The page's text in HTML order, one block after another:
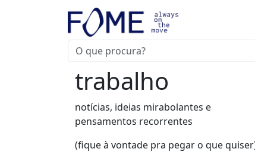
trabalho
notícias, ideias mirabolantes e
pensamentos recorrentes
(fique à vontade pra pegar o que